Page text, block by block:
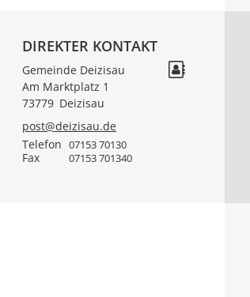
DIREKTER KONTAKT
Gemeinde Deizisau
Am Marktplatz 1
73779 Deizisau
post@deizisau.de
Telefon 07153 70130
Fax 07153 701340